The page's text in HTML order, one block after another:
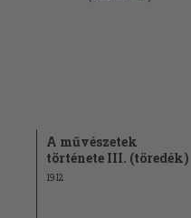
A művészetek
története III. (töredék)
1912